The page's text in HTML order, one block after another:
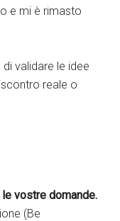
e mi è rimasto
validare le idee
reale o
vostre domande.
(Be